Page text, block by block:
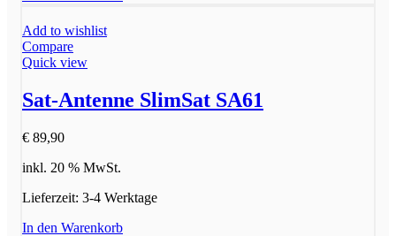
Add to wishlist
Compare
Quick view
Sat-Antenne SlimSat SA61
€ 89,90
inkl. 20 % MwSt.
Lieferzeit: 3-4 Werktage
In den Warenkorb